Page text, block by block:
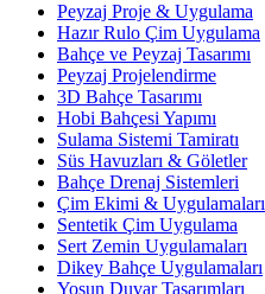
Peyzaj Proje & Uygulama
Hazır Rulo Çim Uygulama
Bahçe ve Peyzaj Tasarımı
Peyzaj Projelendirme
3D Bahçe Tasarımı
Hobi Bahçesi Yapımı
Sulama Sistemi Tamiratı
Süs Havuzları & Göletler
Bahçe Drenaj Sistemleri
Çim Ekimi & Uygulamaları
Sentetik Çim Uygulama
Sert Zemin Uygulamaları
Dikey Bahçe Uygulamaları
Yosun Duvar Tasarımları